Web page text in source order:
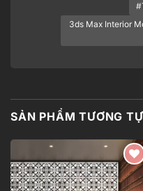
3ds Max Interior
SẢN PHẨM TƯƠNG TỰ
Add to
wishlist